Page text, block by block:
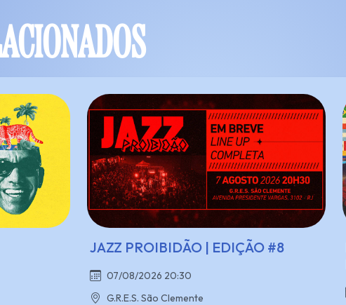
JAZZ PROIBIDÃO | EDIÇÃO #8
07/08/2026 20:30
G.R.E.S. São Clemente